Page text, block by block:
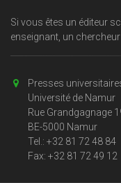
Si vous êtes un éditeur
enseignant, un
Presses
Université de Namur
Rue Grandgagnage
BE-5000 Namur
Tel.: +32 81 72 48 84
Fax: +32 81 72 49 12